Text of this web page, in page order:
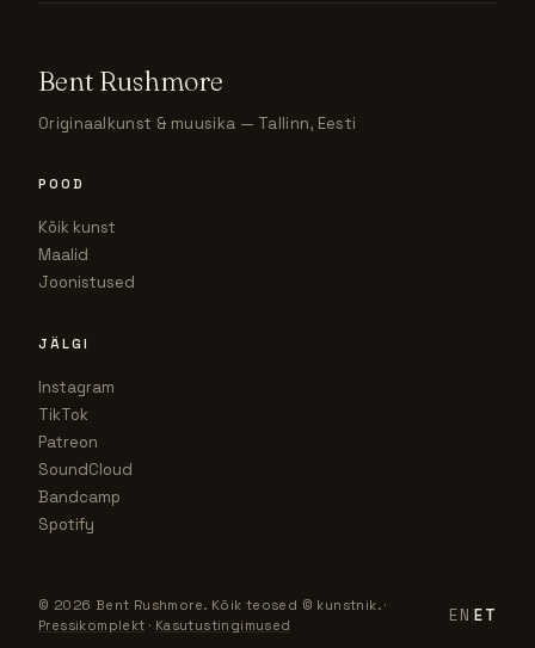
Bent Rushmore
Originaalkunst & muusika — Tallinn, Eesti
POOD
Kõik kunst
Maalid
Joonistused
JÄLGI
Instagram
TikTok
Patreon
SoundCloud
Bandcamp
Spotify
© 2026 Bent Rushmore. Kõik teosed © kunstnik.·
Pressikomplekt · Kasutustingimused EN ET